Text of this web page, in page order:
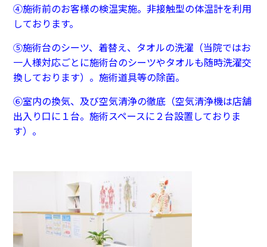
④施術前のお客様の検温実施。非接触型の体温計を利用
しております。
⑤施術台のシーツ、着替え、タオルの洗濯（当院ではお
一人様対応ごとに施術台のシーツやタオルも随時洗濯交
換しております）。施術道具等の除菌。
⑥室内の換気、及び空気清浄の徹底（空気清浄機は店舗
出入り口に１台。施術スペースに２台設置しておりま
す）。